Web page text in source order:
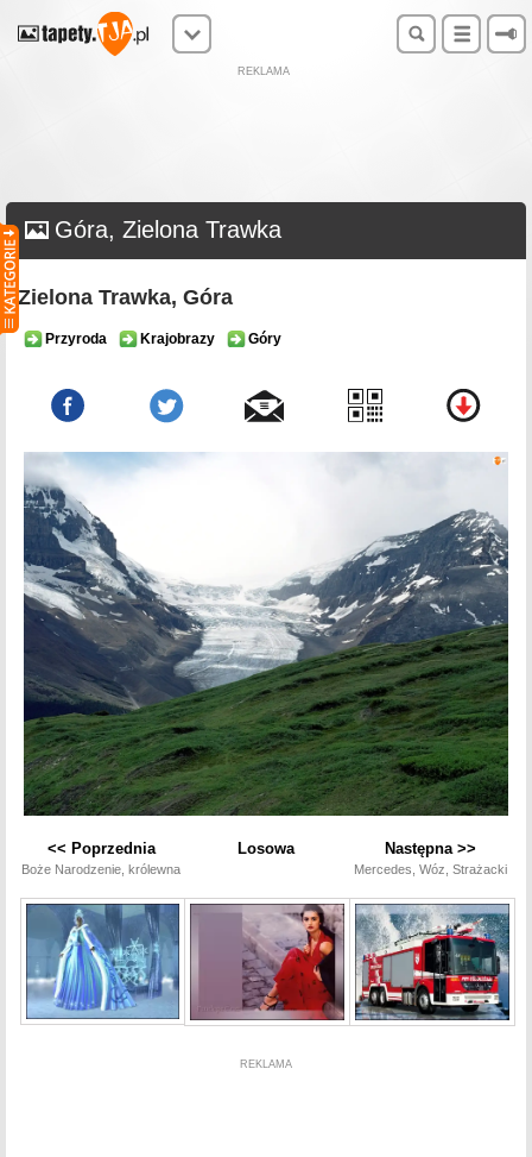
REKLAMA
Góra, Zielona Trawka
Zielona Trawka, Góra
Przyroda Krajobrazy Góry
<< Poprzednia
Boże Narodzenie, królewna
Losowa Następna >>
Mercedes, Wóz, Strażacki
REKLAMA